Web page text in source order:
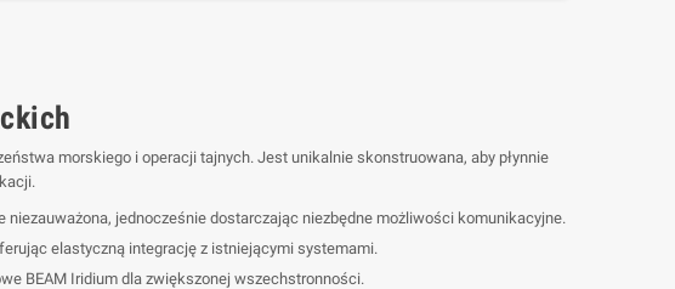
morskiego i operacji tajnych. Jest unikalnie skonstruowana, aby płynnie
niezauważona, jednocześnie dostarczając niezbędne możliwości komunikacyjne.
elastyczną integrację z istniejącymi systemami.
BEAM Iridium dla zwiększonej wszechstronności.